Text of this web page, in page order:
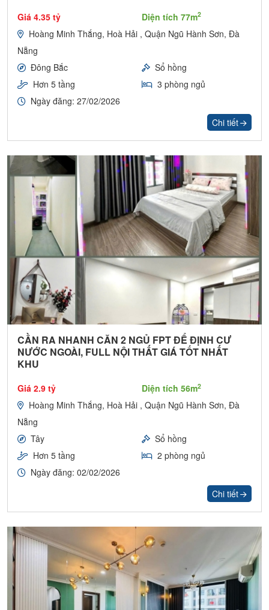
Giá 4.35 tỷ Diện tích 77m2
Hoàng Minh Thắng, Hoà Hải , Quận Ngũ Hành Sơn, Đà
Nẵng
Đông Bắc
Sổ hồng
Hơn 5 tầng
3 phòng ngủ
Ngày đăng: 27/02/2026
Chi tiết
CẦN RA NHANH CĂN 2 NGỦ FPT ĐỂ ĐỊNH CƯ
NƯỚC NGOÀI, FULL NỘI THẤT GIÁ TỐT NHẤT
KHU
Giá 2.9 tỷ Diện tích 56m2
Hoàng Minh Thắng, Hoà Hải , Quận Ngũ Hành Sơn, Đà
Nẵng
Tây
Sổ hồng
Hơn 5 tầng
2 phòng ngủ
Ngày đăng: 02/02/2026
Chi tiết